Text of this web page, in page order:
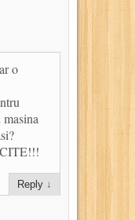
o
Reply ↓